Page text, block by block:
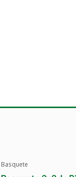
Basquete